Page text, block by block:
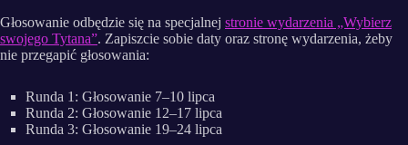
Głosowanie odbędzie się na specjalnej stronie wydarzenia „Wybierz
swojego Tytana”. Zapiszcie sobie daty oraz stronę wydarzenia, żeby
nie przegapić głosowania:
Runda 1: Głosowanie 7–10 lipca
Runda 2: Głosowanie 12–17 lipca
Runda 3: Głosowanie 19–24 lipca